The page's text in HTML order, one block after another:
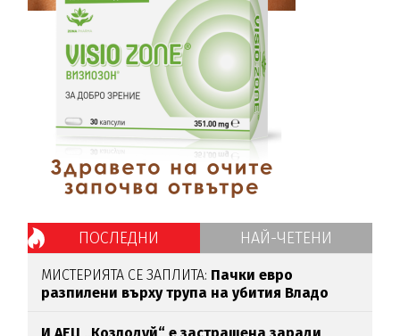
ПОСЛЕДНИ НАЙ-ЧЕТЕНИ
МИСТЕРИЯТА СЕ ЗАПЛИТА: Пачки евро
разпилени върху трупа на убития Владо